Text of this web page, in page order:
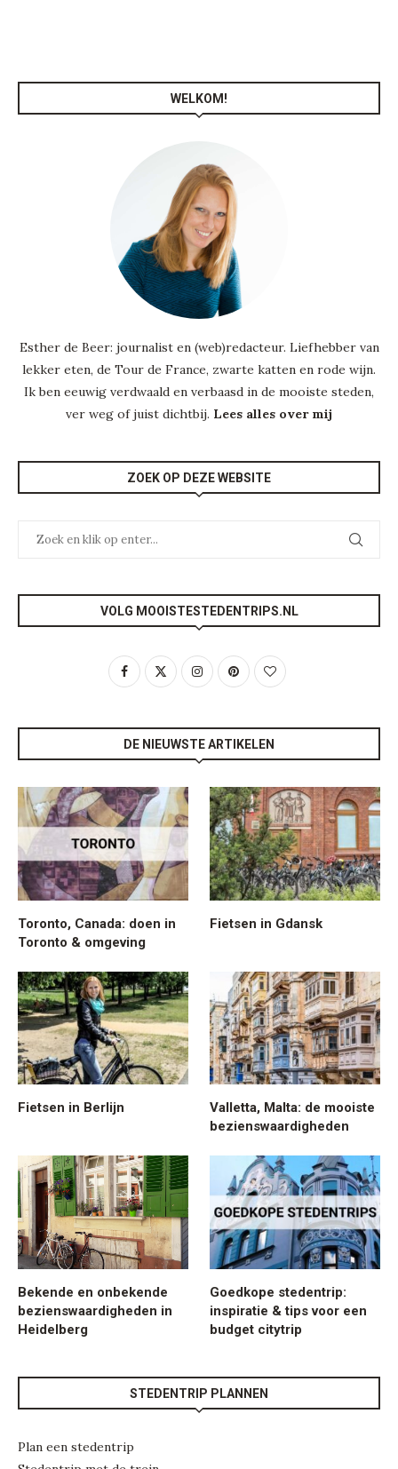
WELKOM!
Esther de Beer: journalist en (web)redacteur. Liefhebber van
lekker eten, de Tour de France, zwarte katten en rode wijn.
Ik ben eeuwig verdwaald en verbaasd in de mooiste steden,
ver weg of juist dichtbij. Lees alles over mij
ZOEK OP DEZE WEBSITE
VOLG MOOISTESTEDENTRIPS.NL
DE NIEUWSTE ARTIKELEN
Toronto, Canada: doen in
Toronto & omgeving
Fietsen in Gdansk
Fietsen in Berlijn
Valletta, Malta: de mooiste
bezienswaardigheden
Bekende en onbekende
bezienswaardigheden in
Heidelberg
Goedkope stedentrip:
inspiratie & tips voor een
budget citytrip
STEDENTRIP PLANNEN
Plan een stedentrip